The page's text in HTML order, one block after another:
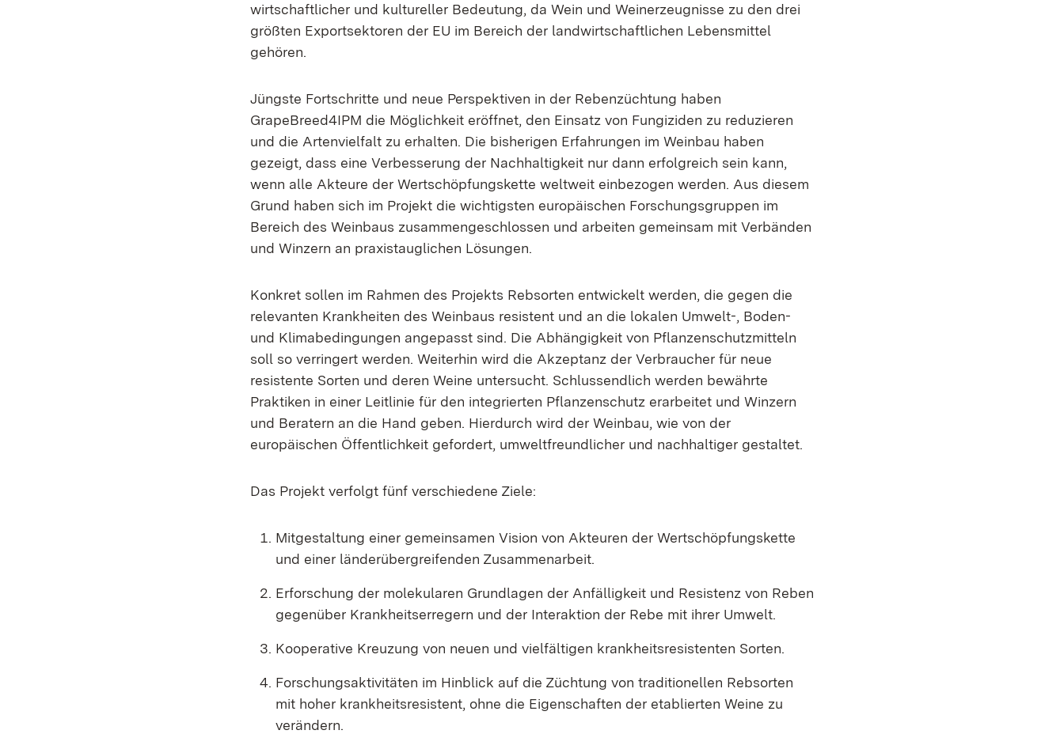
wirtschaftlicher und kultureller Bedeutung, da Wein und Weinerzeugnisse zu den drei
größten Exportsektoren der EU im Bereich der landwirtschaftlichen Lebensmittel
gehören.
Jüngste Fortschritte und neue Perspektiven in der Rebenzüchtung haben
GrapeBreed4IPM die Möglichkeit eröffnet, den Einsatz von Fungiziden zu reduzieren
und die Artenvielfalt zu erhalten. Die bisherigen Erfahrungen im Weinbau haben
gezeigt, dass eine Verbesserung der Nachhaltigkeit nur dann erfolgreich sein kann,
wenn alle Akteure der Wertschöpfungskette weltweit einbezogen werden. Aus diesem
Grund haben sich im Projekt die wichtigsten europäischen Forschungsgruppen im
Bereich des Weinbaus zusammengeschlossen und arbeiten gemeinsam mit Verbänden
und Winzern an praxistauglichen Lösungen.
Konkret sollen im Rahmen des Projekts Rebsorten entwickelt werden, die gegen die
relevanten Krankheiten des Weinbaus resistent und an die lokalen Umwelt-, Boden-
und Klimabedingungen angepasst sind. Die Abhängigkeit von Pflanzenschutzmitteln
soll so verringert werden. Weiterhin wird die Akzeptanz der Verbraucher für neue
resistente Sorten und deren Weine untersucht. Schlussendlich werden bewährte
Praktiken in einer Leitlinie für den integrierten Pflanzenschutz erarbeitet und Winzern
und Beratern an die Hand geben. Hierdurch wird der Weinbau, wie von der
europäischen Öffentlichkeit gefordert, umweltfreundlicher und nachhaltiger gestaltet.
Das Projekt verfolgt fünf verschiedene Ziele:
Mitgestaltung einer gemeinsamen Vision von Akteuren der Wertschöpfungskette
und einer länderübergreifenden Zusammenarbeit.
Erforschung der molekularen Grundlagen der Anfälligkeit und Resistenz von Reben
gegenüber Krankheitserregern und der Interaktion der Rebe mit ihrer Umwelt.
Kooperative Kreuzung von neuen und vielfältigen krankheitsresistenten Sorten.
Forschungsaktivitäten im Hinblick auf die Züchtung von traditionellen Rebsorten
mit hoher krankheitsresistent, ohne die Eigenschaften der etablierten Weine zu
verändern.